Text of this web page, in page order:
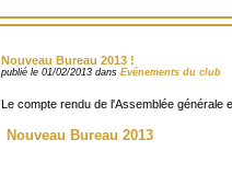
Nouveau Bureau 2013 !
publié le 01/02/2013 dans Evénements du club
Le compte rendu de l'Assemblée générale
Nouveau Bureau 2013